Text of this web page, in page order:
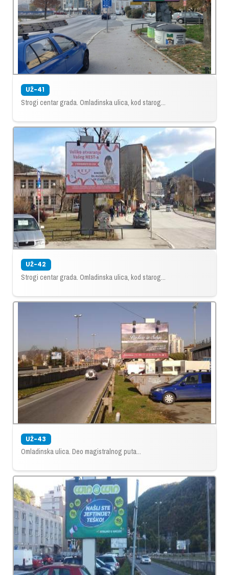
UŽ-41
Strogi centar grada. Omladinska ulica, kod starog...
UŽ-42
Strogi centar grada. Omladinska ulica, kod starog...
UŽ-43
Omladinska ulica. Deo magistralnog puta...